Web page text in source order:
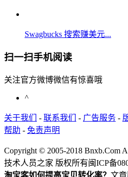
Swagbucks 搜索赚美元...
扫一扫手机阅读
关注官方微博微信有惊喜哦
^
关于我们 - 联系我们 - 广告服务 -
帮助 - 免责声明
Copyright © 2005-2018 Bnxb.Com
技术人员之家 版权所有闽ICP备
淘宝客如何提高宝贝转化率？ 文